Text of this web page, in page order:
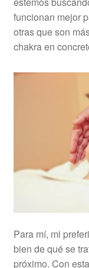
funcionan mejor
otras que son
chakra en
Para mí, mi
bien de qué se
próximo. Con